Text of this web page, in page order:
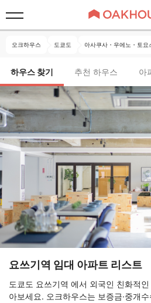
오크하우스 도쿄도 아사쿠사・우에노・토요
하우스 찾기 추천 하우스 아
요쓰기역 임대 아파트 리스트
도쿄도 요쓰기역 에서 외국인 친화적
아보세요. 오크하우스는 보증금·중개